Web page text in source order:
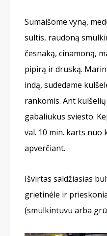
Sumaišome vyną,
sultis, raudoną
česnaką, cinamoną,
pipirą ir druską.
indą, sudedame
rankomis. Ant
gabaliukus sviesto.
val. 10 min. karts nuo
apverčiant.
Išvirtas saldžiasias
grietinėle ir
(smulkintuvu arba